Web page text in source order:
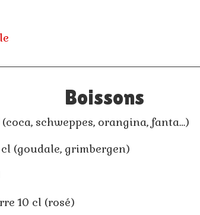
Boissons
schweppes, orangina, fanta…)
(goudale, grimbergen)
10 cl (rosé)